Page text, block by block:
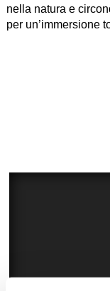
nella natura e
per un’immersione